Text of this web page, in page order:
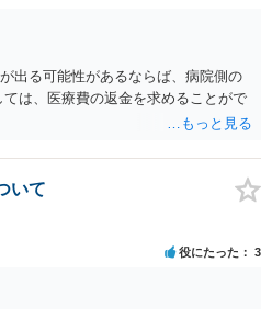
出る可能性があるならば、病院側の
は、医療費の返金を求めることがで
いて
役にたった 3